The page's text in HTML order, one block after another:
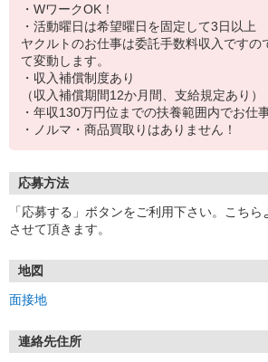
・WワークOK！
・活動曜日は希望曜日を固定して3日以上
ヤクルトのお仕事は委託手数料収入ですの
て変動します。
・収入補償制度あり
（収入補償期間12か月間、支給規定あり）
・年収130万円位までの扶養範囲内でお仕
・ノルマ・商品買取りはありません！
応募方法
「応募する」ボタンをご利用下さい。こち
させて頂きます。
地図
面接地
連絡先住所